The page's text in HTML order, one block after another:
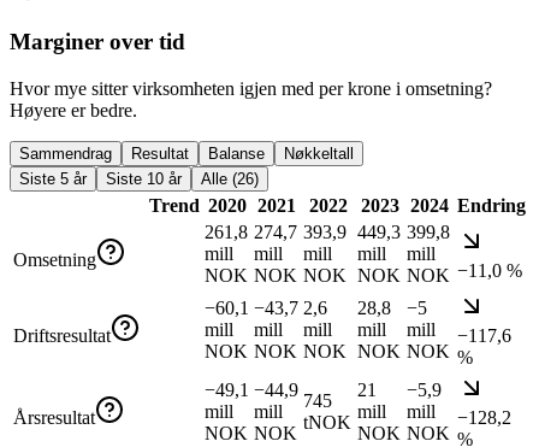
Marginer over tid
Hvor mye sitter virksomheten igjen med per krone i omsetning?
Høyere er bedre.
Sammendrag Resultat Balanse
Nøkkeltall
Siste 5 år
Siste 10 år Alle (26)
Trend 2020 2021 2022 2023 2024 Endring
Omsetning
261,8
mill
NOK
274,7
mill
NOK
393,9
mill
NOK
449,3
mill
NOK
399,8
mill
NOK −11,0 %
Driftsresultat
−60,1
mill
NOK
−43,7
mill
NOK
2,6
mill
NOK
28,8
mill
NOK
−5
mill
NOK
−117,6
%
Årsresultat
−49,1
mill
NOK
−44,9
mill
NOK
745
tNOK
21
mill
NOK
−5,9
mill
NOK
−128,2
%